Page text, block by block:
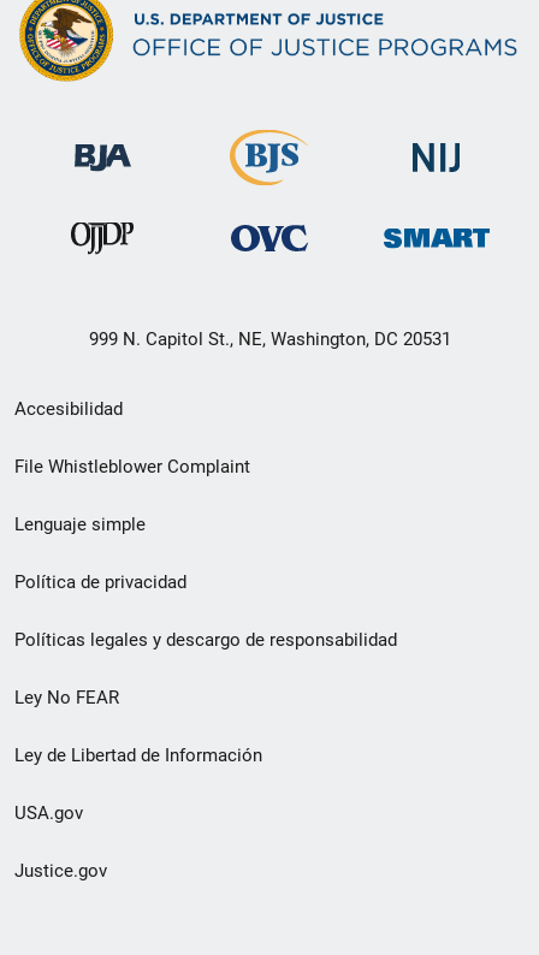
999 N. Capitol St., NE, Washington, DC 20531
Menú
de
de
pie
de
página
Accesibilidad
File Whistleblower Complaint
Lenguaje simple
Política de privacidad
Políticas legales y descargo de responsabilidad
Ley No FEAR
Ley de Libertad de Información
USA.gov
Justice.gov